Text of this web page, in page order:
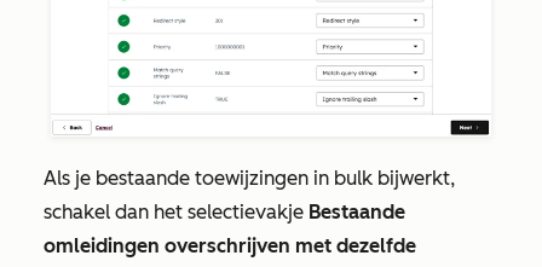
Als je bestaande toewijzingen in bulk bijwerkt,
schakel dan het selectievakje Bestaande
omleidingen overschrijven met dezelfde